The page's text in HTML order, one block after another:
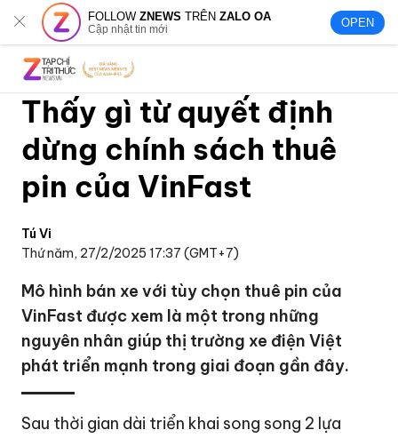
FOLLOWZNEWS TRÊNZALO OA
Cập nhật tin mới OPEN
Thấy gì từ quyết định
dừng chính sách thuê
pin của VinFast
Tú Vi
Thứ năm, 27/2/2025 17:37 (GMT+7)
Mô hình bán xe với tùy chọn thuê pin của
VinFast được xem là một trong những
nguyên nhân giúp thị trường xe điện Việt
phát triển mạnh trong giai đoạn gần đây.
Sau thời gian dài triển khai song song 2 lựa